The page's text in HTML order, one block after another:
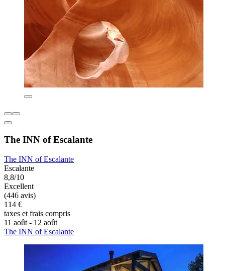
The INN of Escalante
The INN of Escalante
Escalante
8,8/10
Excellent
(446 avis)
114 €
taxes et frais compris
11 août - 12 août
The INN of Escalante